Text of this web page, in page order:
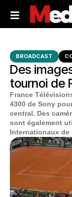
BROADCAST
Des
tournoi de
France
4300 de Sony
central. Des
sont également
Internationaux